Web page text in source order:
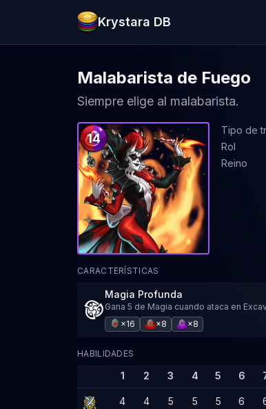
Krystara DB
Malabarista de Fuego
Siempre elige al malabarista.
14
Tipo de
Rol
Reino
CARACTERÍSTICAS
Magia Profunda
Gana 5 de Magia cuando ataca en
×16
×8 ×8
HABILIDADES
1 2 3 4 5 6
4 4 5 5 5 6